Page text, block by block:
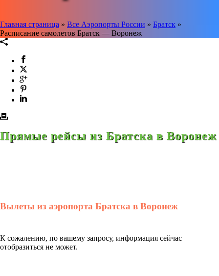
Главная страница » Все Аэропорты России » Братск »
Расписание самолетов Братск — Воронеж
Прямые рейсы из Братска в Воронеж
Вылеты из аэропорта Братска в Воронеж
К сожалению, по вашему запросу, информация сейчас
отобразиться не может.